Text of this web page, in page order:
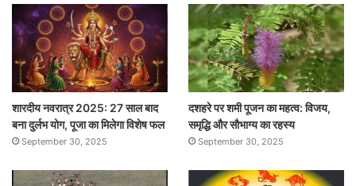
शारदीय नवरात्र 2025: 27 साल बाद
बना दुर्लभ योग, पूजा का मिलेगा विशेष फल
September 30, 2025
दशहरे पर शमी पूजन का महत्व: विजय,
समृद्धि और सौभाग्य का रहस्य
September 30, 2025